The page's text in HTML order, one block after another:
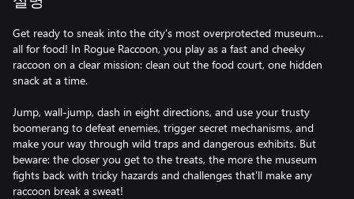
Get ready to sneak into the city's most overprotected museum...
all for food! In Rogue Raccoon, you play as a fast and cheeky
raccoon on a clear mission: clean out the food court, one hidden
snack at a time.
Jump, wall-jump, dash in eight directions, and use your trusty
boomerang to defeat enemies, trigger secret mechanisms, and
make your way through wild traps and dangerous exhibits. But
beware: the closer you get to the treats, the more the museum
fights back with tricky hazards and challenges that’ll make any
raccoon break a sweat!